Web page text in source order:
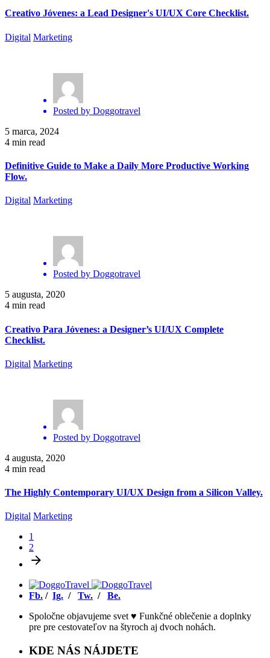
Creativo Jóvenes: a Lead Designer's UI/UX Core Checklist.
Digital Marketing
Posted by Doggotravel
5 marca, 2024
4 min read
Definitive Guide to Make a Daily More Productive Working
Flow.
Digital Marketing
Posted by Doggotravel
5 augusta, 2020
4 min read
Creativo Para Jóvenes: a Designer’s UI/UX Complete
Checklist.
Digital Marketing
Posted by Doggotravel
4 augusta, 2020
4 min read
The Highly Contemporary UI/UX Design from a Silicon Valley.
Digital Marketing
1
2
Fb. / Ig. / Tw. / Be.
Spoločne objavujeme svet ♥ Funkčné oblečenie a doplnky
pre pre cestovateľov na štyroch aj dvoch nohách.
KDE NÁS NÁJDETE